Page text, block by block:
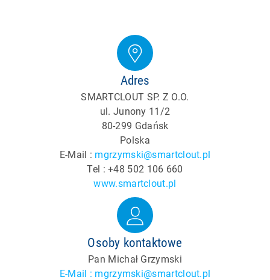
Adres
SMARTCLOUT SP. Z O.O.
ul. Junony 11/2
80-299 Gdańsk
Polska
E-Mail : mgrzymski@smartclout.pl
Tel : +48 502 106 660
www.smartclout.pl
Osoby kontaktowe
Pan Michał Grzymski
E-Mail : mgrzymski@smartclout.pl